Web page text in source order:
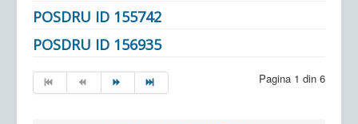
POSDRU ID 155742
POSDRU ID 156935
Pagina 1 din 6